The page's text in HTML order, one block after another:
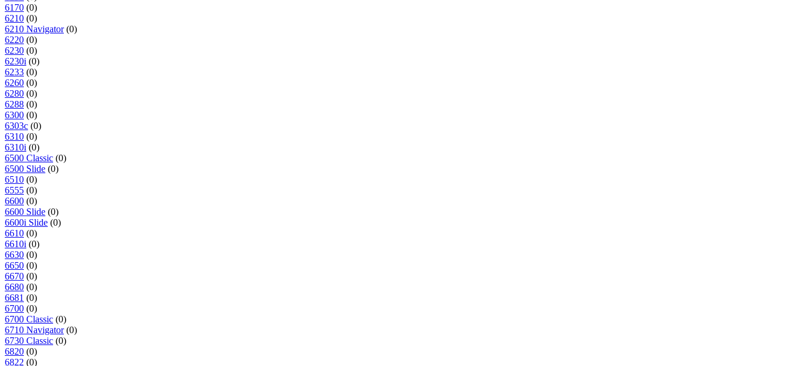
6170 (0)
6210 (0)
6210 Navigator(0)
6220 (0)
6230 (0)
6230i (0)
6233 (0)
6260 (0)
6280 (0)
6288 (0)
6300 (0)
6303c (0)
6310 (0)
6310i (0)
6500 Classic (0)
6500 Slide (0)
6510 (0)
6555 (0)
6600 (0)
6600 Slide (0)
6600i Slide (0)
6610 (0)
6610i (0)
6630 (0)
6650 (0)
6670 (0)
6680 (0)
6681 (0)
6700 (0)
6700 Classic (0)
6710 Navigator(0)
6730 Classic (0)
6820 (0)
6822 (0)